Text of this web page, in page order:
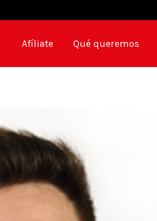
Afíliate Qué queremos